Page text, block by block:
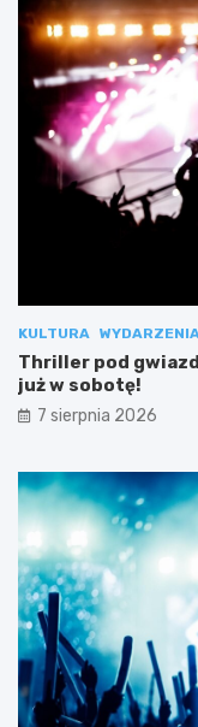
KULTURA
Thriller pod
już w sobotę!
7 sierpnia 2026